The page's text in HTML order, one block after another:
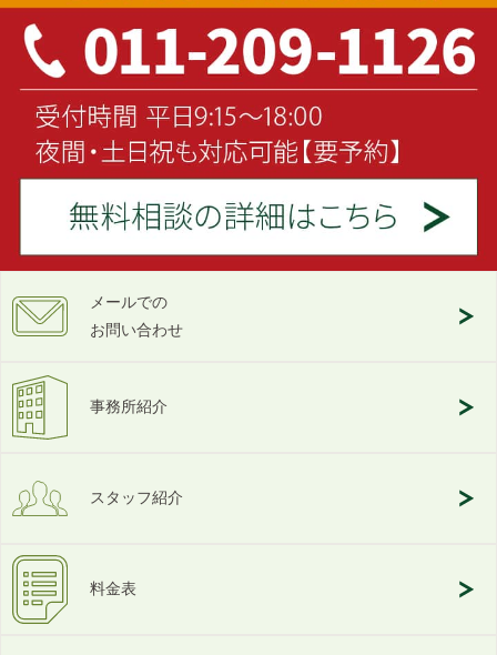
メールでの
お問い合わせ
事務所紹介
スタッフ紹介
料金表